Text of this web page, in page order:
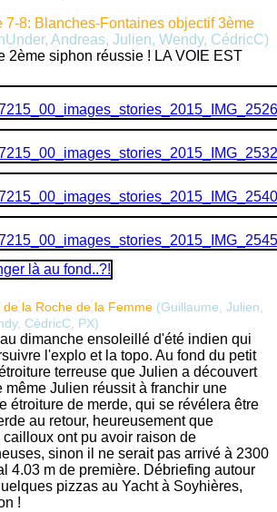
7-8: Blanches-Fontaines objectif 3ème
Andreas, Julien, Wendy, CédricC)
2ème siphon réussie ! LA VOIE EST
la Roche de la Femme (Guillaume, Julien,
CédricC, PX)
dimanche ensoleillé d'été indien qui
l'explo et la topo. Au fond du petit
terreuse que Julien a découvert
même Julien réussit à franchir une
étroiture de merde, qui se révélera être
au retour, heureusement que
ont pu avoir raison de
sinon il ne serait pas arrivé à 2300
4.03 m de première. Débriefing autour
pizzas au Yacht à Soyhières,
!